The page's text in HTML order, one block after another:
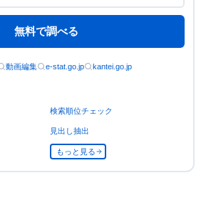
無料で調べる
動画編集 e-stat.go.jp
kantei.go.jp
検索順位チェック
見出し抽出
もっと見る